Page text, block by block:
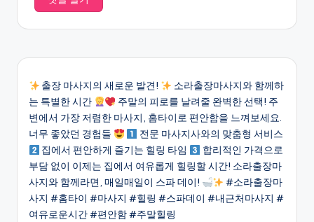
출장 마사지의 새로운 발견!
소라출장마사지와 함께하
는 특별한 시간
주말의 피로를 날려줄 완벽한 선택! 주
변에서 가장 저렴한 마사지, 홈타이로 편안함을 느껴보세요.
너무 좋았던 경험들
전문 마사지사와의 맞춤형 서비스
집에서 편안하게 즐기는 힐링 타임
합리적인 가격으로
부담 없이 이제는 집에서 여유롭게 힐링할 시간! 소라출장마
사지와 함께라면, 매일매일이 스파 데이!
#소라출장마
사지 #홈타이 #마사지 #힐링 #스파데이 #내근처마사지 #
여유로운시간 #편안함 #주말힐링